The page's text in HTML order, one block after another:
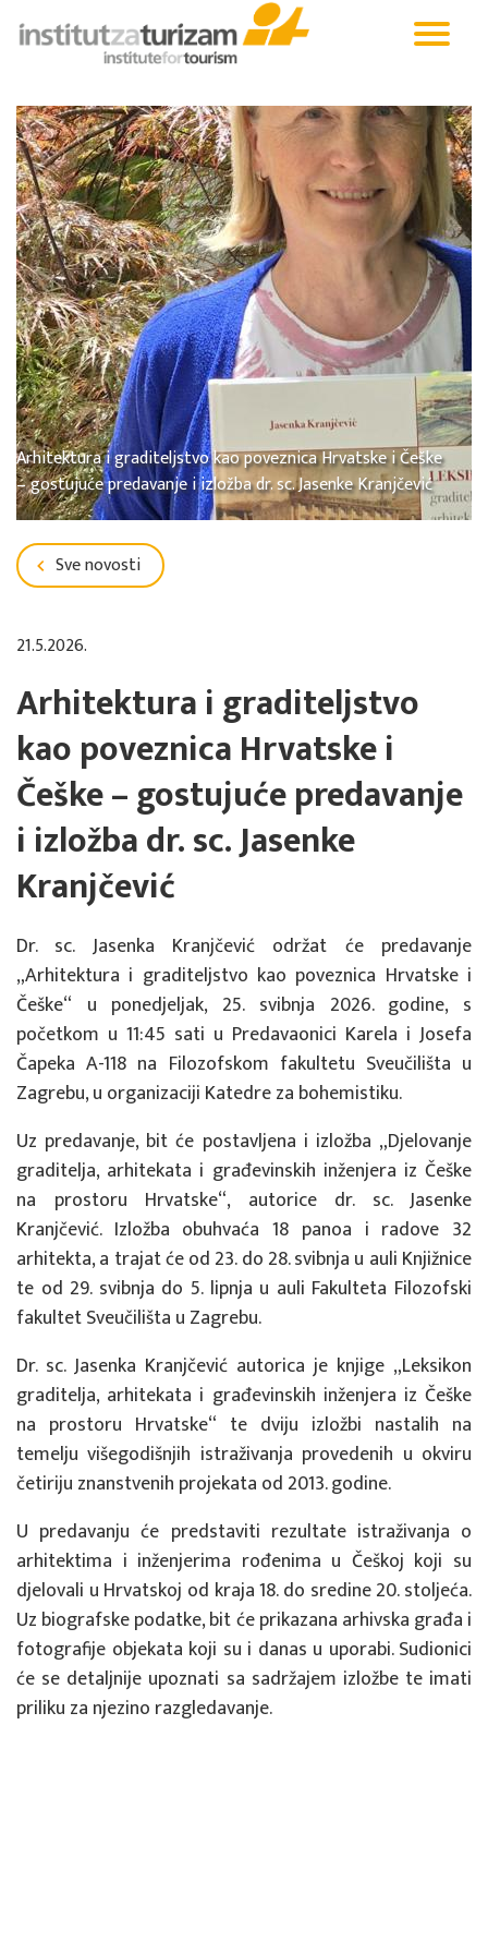
Arhitektura i graditeljstvo kao poveznica Hrvatske i Češke
– gostujuće predavanje i izložba dr. sc. Jasenke Kranjčević
Sve novosti
21.5.2026.
Arhitektura i graditeljstvo
kao poveznica Hrvatske i
Češke – gostujuće predavanje
i izložba dr. sc. Jasenke
Kranjčević
Dr. sc. Jasenka Kranjčević održat će predavanje
„Arhitektura i graditeljstvo kao poveznica Hrvatske i
Češke“ u ponedjeljak, 25. svibnja 2026. godine, s
početkom u 11:45 sati u Predavaonici Karela i Josefa
Čapeka A-118 na Filozofskom fakultetu Sveučilišta u
Zagrebu, u organizaciji Katedre za bohemistiku.
Uz predavanje, bit će postavljena i izložba „Djelovanje
graditelja, arhitekata i građevinskih inženjera iz Češke
na prostoru Hrvatske“, autorice dr. sc. Jasenke
Kranjčević. Izložba obuhvaća 18 panoa i radove 32
arhitekta, a trajat će od 23. do 28. svibnja u auli Knjižnice
te od 29. svibnja do 5. lipnja u auli Fakulteta Filozofski
fakultet Sveučilišta u Zagrebu.
Dr. sc. Jasenka Kranjčević autorica je knjige „Leksikon
graditelja, arhitekata i građevinskih inženjera iz Češke
na prostoru Hrvatske“ te dviju izložbi nastalih na
temelju višegodišnjih istraživanja provedenih u okviru
četiriju znanstvenih projekata od 2013. godine.
U predavanju će predstaviti rezultate istraživanja o
arhitektima i inženjerima rođenima u Češkoj koji su
djelovali u Hrvatskoj od kraja 18. do sredine 20. stoljeća.
Uz biografske podatke, bit će prikazana arhivska građa i
fotografije objekata koji su i danas u uporabi. Sudionici
će se detaljnije upoznati sa sadržajem izložbe te imati
priliku za njezino razgledavanje.